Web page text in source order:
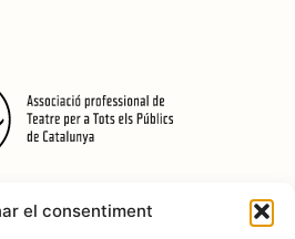
el consentiment